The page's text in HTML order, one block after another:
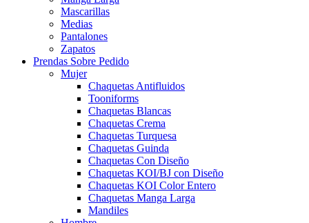
Mascarillas
Medias
Pantalones
Zapatos
Prendas Sobre Pedido
Mujer
Chaquetas Antifluidos
Tooniforms
Chaquetas Blancas
Chaquetas Crema
Chaquetas Turquesa
Chaquetas Guinda
Chaquetas Con Diseño
Chaquetas KOI/BJ con Diseño
Chaquetas KOI Color Entero
Chaquetas Manga Larga
Mandiles